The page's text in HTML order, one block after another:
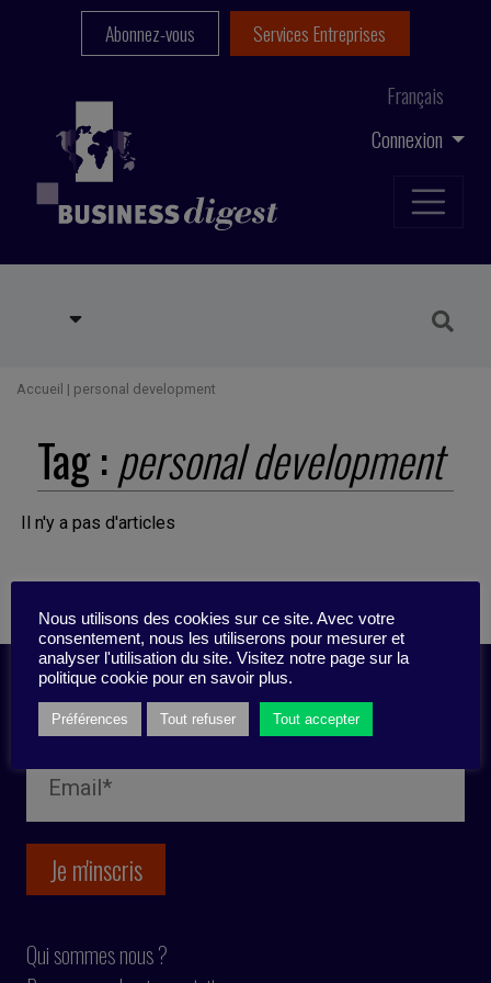
Connexion
Français
Abonnez-vous Services Entreprises
Accueil | personal development
Tag :personal development
Il n'y a pas d'articles
Inscription newsletter
Qui sommes nous ?
Nous utilisons des cookies sur ce site. Avec votre
consentement, nous les utiliserons pour mesurer et
analyser l'utilisation du site. Visitez notre page sur la
politique cookie pour en savoir plus.
Préférences Tout refuser Tout accepter